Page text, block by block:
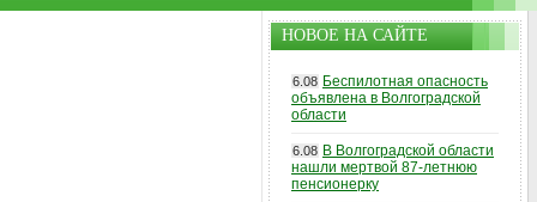
НОВОЕ НА САЙТЕ
6.08 Беспилотная опасность
объявлена в Волгоградской
области
6.08 В Волгоградской области
нашли мертвой 87-летнюю
пенсионерку